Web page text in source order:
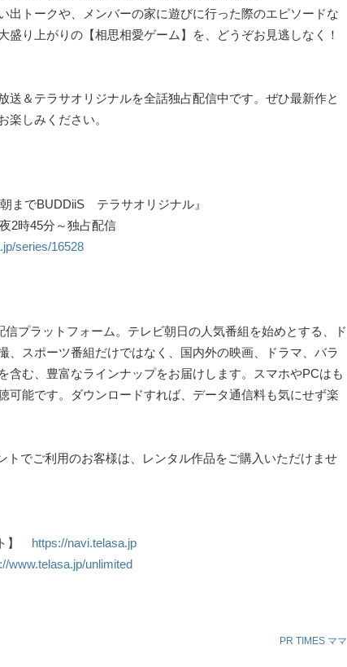
トークや、メンバーの家に遊びに行った際のエピソードな
り上がりの【相思相愛ゲーム】を、どうぞお見逃しなく！
送＆テラサオリジナルを全話独占配信中です。ぜひ最新作と
楽しみください。
までBUDDiiS テラサオリジナル』
2時45分～独占配信
series/16528
信プラットフォーム。テレビ朝日の人気番組を始めとする、ド
、スポーツ番組だけではなく、国内外の映画、ドラマ、バラ
含む、豊富なラインナップをお届けします。スマホやPCはも
可能です。ダウンロードすれば、データ通信料も気にせず楽
トでご利用のお客様は、レンタル作品をご購入いただけませ
】 https://navi.telasa.jp
www.telasa.jp/unlimited
PR TIMES ママ